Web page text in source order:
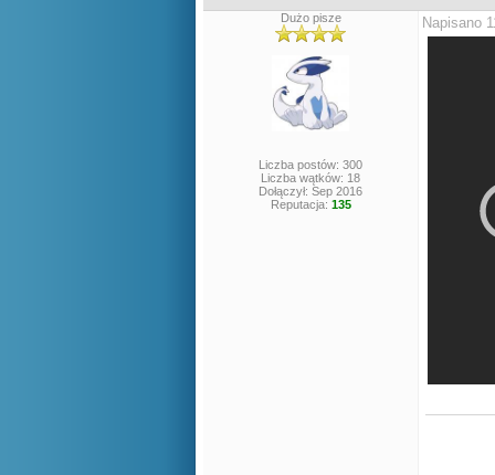
Dużo pisze
Liczba postów: 300
Liczba wątków: 18
Dołączył: Sep 2016
Reputacja: 135
Napisano